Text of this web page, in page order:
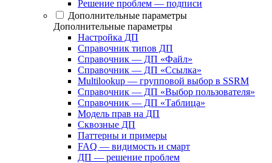
Решение проблем — подписи
Дополнительные параметры
Дополнительные параметры
Настройка ДП
Справочник типов ДП
Справочник — ДП «Файл»
Справочник — ДП «Ссылка»
Multilookup — групповой выбор в SSRM
Справочник — ДП «Выбор пользователя»
Справочник — ДП «Таблица»
Модель прав на ДП
Сквозные ДП
Паттерны и примеры
FAQ — видимость и смарт
ДП — решение проблем